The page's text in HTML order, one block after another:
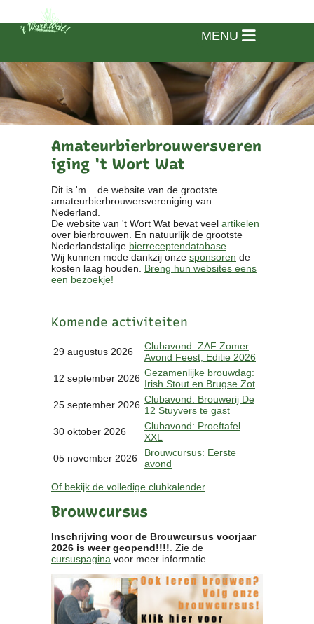
Amateurbierbrouwersveren
iging 't Wort Wat
Dit is 'm... de website van de grootste
amateurbierbrouwersvereniging van
Nederland.
De website van 't Wort Wat bevat veel artikelen
over bierbrouwen. En natuurlijk de grootste
Nederlandstalige bierreceptendatabase
Wij kunnen mede dankzij onze sponsoren de
kosten laag houden. Breng hun websites eens
een bezoekje!
Komende activiteiten
29 augustus 2026
Clubavond: ZAF Zomer
Avond Feest, Editie 2026
12 september 2026 Gezamenlijke brouwdag:
Irish Stout en Brugse Zot
25 september 2026 Clubavond: Brouwerij De
12 Stuyvers te gast
30 oktober 2026
Clubavond: Proeftafel
XXL
05 november 2026
Brouwcursus: Eerste
avond
Of bekijk de volledige clubkalender.
Brouwcursus
Inschrijving voor de Brouwcursus voorjaar
2026 is weer geopend!!!!. Zie de
cursuspagina voor meer informatie.
MENU
Clubkalender
Bestuur
- Historie
Privacyverklaring
Wedstrijduitslagen
Bijzondere Leden
- Professioneel
- Biersommeliers
Recepten
Recepten
Zoeken